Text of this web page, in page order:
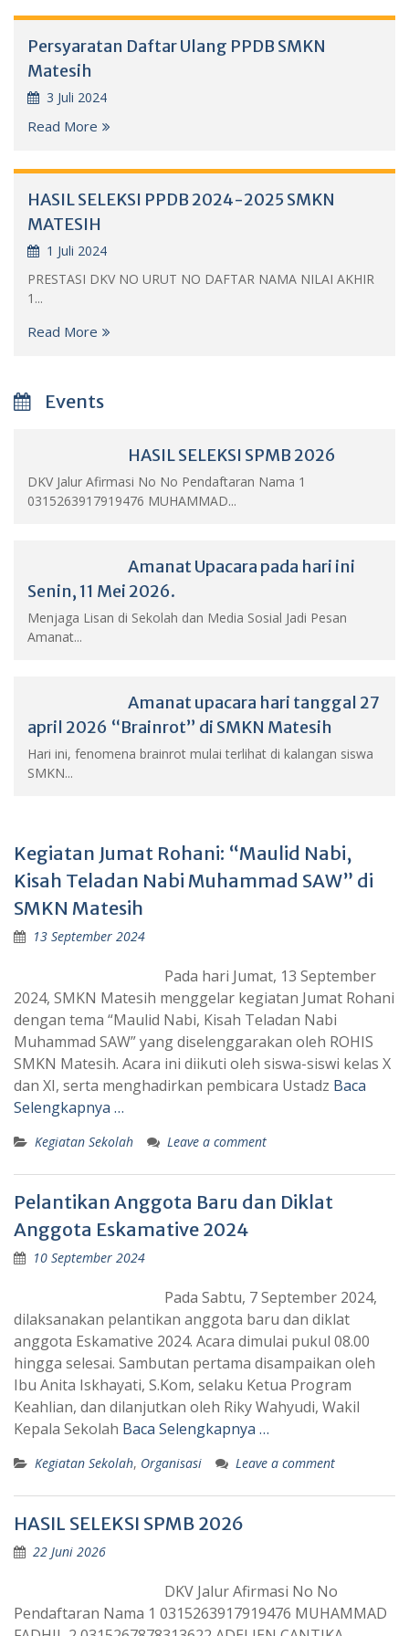
Persyaratan Daftar Ulang PPDB SMKN
Matesih
3 Juli 2024
Read More
HASIL SELEKSI PPDB 2024-2025 SMKN
MATESIH
1 Juli 2024
PRESTASI DKV NO URUT NO DAFTAR NAMA NILAI AKHIR
1...
Read More
Events
HASIL SELEKSI SPMB 2026
DKV Jalur Afirmasi No No Pendaftaran Nama 1
0315263917919476 MUHAMMAD...
Amanat Upacara pada hari ini
Senin, 11 Mei 2026.
Menjaga Lisan di Sekolah dan Media Sosial Jadi Pesan
Amanat...
Amanat upacara hari tanggal 27
april 2026 “Brainrot” di SMKN Matesih
Hari ini, fenomena brainrot mulai terlihat di kalangan siswa
SMKN...
Kegiatan Jumat Rohani: “Maulid Nabi,
Kisah Teladan Nabi Muhammad SAW” di
SMKN Matesih
13 September 2024
Pada hari Jumat, 13 September
2024, SMKN Matesih menggelar kegiatan Jumat Rohani
dengan tema “Maulid Nabi, Kisah Teladan Nabi
Muhammad SAW” yang diselenggarakan oleh ROHIS
SMKN Matesih. Acara ini diikuti oleh siswa-siswi kelas X
dan XI, serta menghadirkan pembicara Ustadz Baca
Selengkapnya …
Kegiatan Sekolah Leave a comment
Pelantikan Anggota Baru dan Diklat
Anggota Eskamative 2024
10 September 2024
Pada Sabtu, 7 September 2024,
dilaksanakan pelantikan anggota baru dan diklat
anggota Eskamative 2024. Acara dimulai pukul 08.00
hingga selesai. Sambutan pertama disampaikan oleh
Ibu Anita Iskhayati, S.Kom, selaku Ketua Program
Keahlian, dan dilanjutkan oleh Riky Wahyudi, Wakil
Kepala Sekolah Baca Selengkapnya …
Kegiatan Sekolah, Organisasi Leave a comment
HASIL SELEKSI SPMB 2026
22 Juni 2026
DKV Jalur Afirmasi No No
Pendaftaran Nama 1 0315263917919476 MUHAMMAD